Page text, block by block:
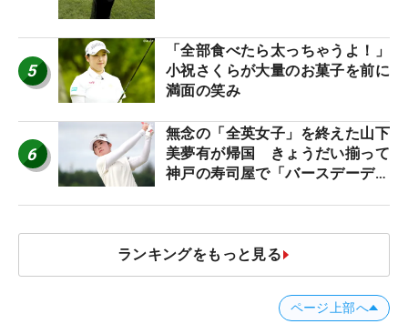
5
「全部食べたら太っちゃうよ！」
小祝さくらが大量のお菓子を前に
満面の笑み
6
無念の「全英女子」を終えた山下
美夢有が帰国 きょうだい揃って
神戸の寿司屋で「バースデーディ
ランキングをもっと見る
ページ上部へ